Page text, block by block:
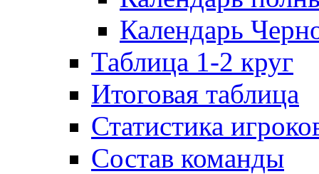
Календарь
Таблица 1-2 круг
Итоговая таблица
Статистика
Состав команды